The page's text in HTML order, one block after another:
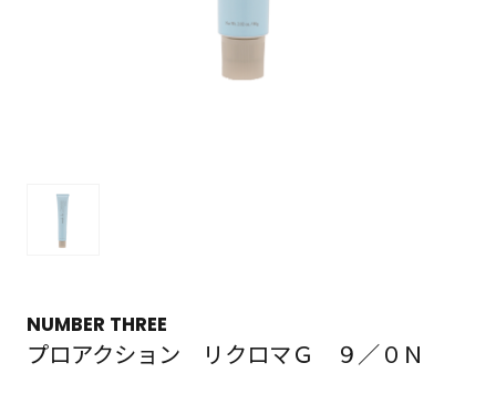
NUMBER THREE
プロアクション リクロマＧ ９／０Ｎ